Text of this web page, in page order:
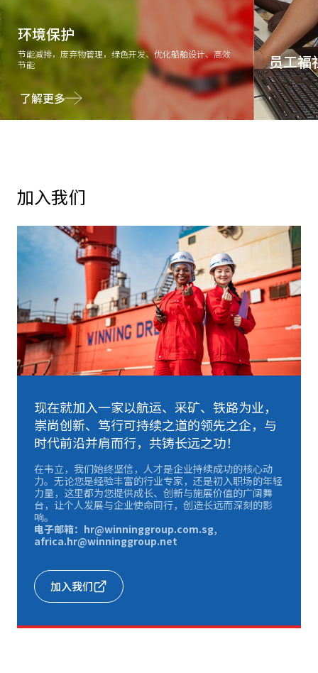
环境保护
节能减排，废弃物管理，绿色开发、优化船舶设计、高效
节能
了解更多
员工福
职业安全与
持
了解更多
加入我们
现在就加入一家以航运、采矿、铁路为业，
崇尚创新、笃行可持续之道的领先之企，与
时代前沿并肩而行，共铸长远之功！
在韦立，我们始终坚信，人才是企业持续成功的核心动
力。无论您是经验丰富的行业专家，还是初入职场的年轻
力量，这里都为您提供成长、创新与施展价值的广阔舞
台，让个人发展与企业使命同行，创造长远而深刻的影
响。
电子邮箱：hr@winninggroup.com.sg,
africa.hr@winninggroup.net
加入我们